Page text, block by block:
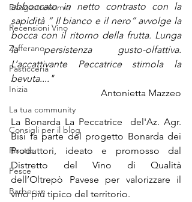
Enogastronomia
Recensioni Vino
Zafferano
Pasticceria
Inizia
La tua community
Consigli per il blog
Risotto
Pesce
Barbecue
abboccato in netto contrasto con la
sapidità “ Il bianco e il nero” avvolge la
bocca con il ritorno della frutta. Lunga
la  persistenza  gusto-olfattiva.
L’accattivante Peccatrice stimola la
bevuta...."
Antonietta Mazzeo
La Bonarda La Peccatrice  del'Az. Agr.
Bisi fa parte del progetto Bonarda dei
Produttori, ideato e promosso dal
Distretto del Vino di Qualità
dell’Oltrepò Pavese per valorizzare il
vino più tipico del territorio.